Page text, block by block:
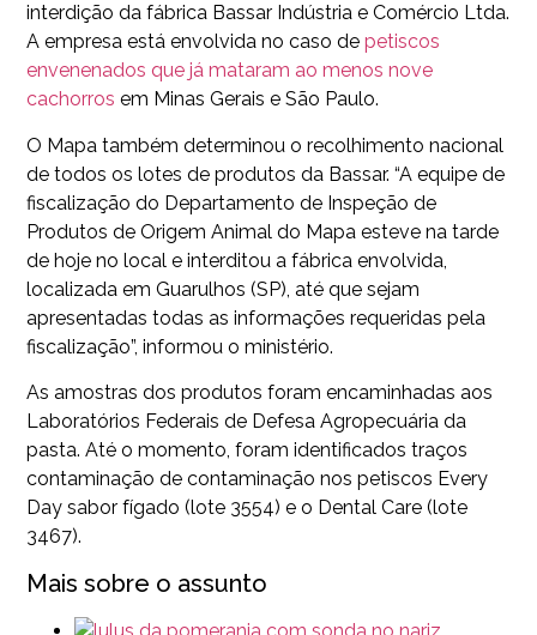
interdição da fábrica Bassar Indústria e Comércio Ltda.
A empresa está envolvida no caso de petiscos
envenenados que já mataram ao menos nove
cachorros em Minas Gerais e São Paulo.
O Mapa também determinou o recolhimento nacional
de todos os lotes de produtos da Bassar. “A equipe de
fiscalização do Departamento de Inspeção de
Produtos de Origem Animal do Mapa esteve na tarde
de hoje no local e interditou a fábrica envolvida,
localizada em Guarulhos (SP), até que sejam
apresentadas todas as informações requeridas pela
fiscalização”, informou o ministério.
As amostras dos produtos foram encaminhadas aos
Laboratórios Federais de Defesa Agropecuária da
pasta. Até o momento, foram identificados traços
contaminação de contaminação nos petiscos Every
Day sabor fígado (lote 3554) e o Dental Care (lote
3467).
Mais sobre o assunto